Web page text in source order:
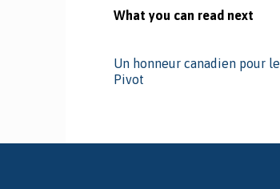
What you can read next
Un honneur canadien pour le
Pivot